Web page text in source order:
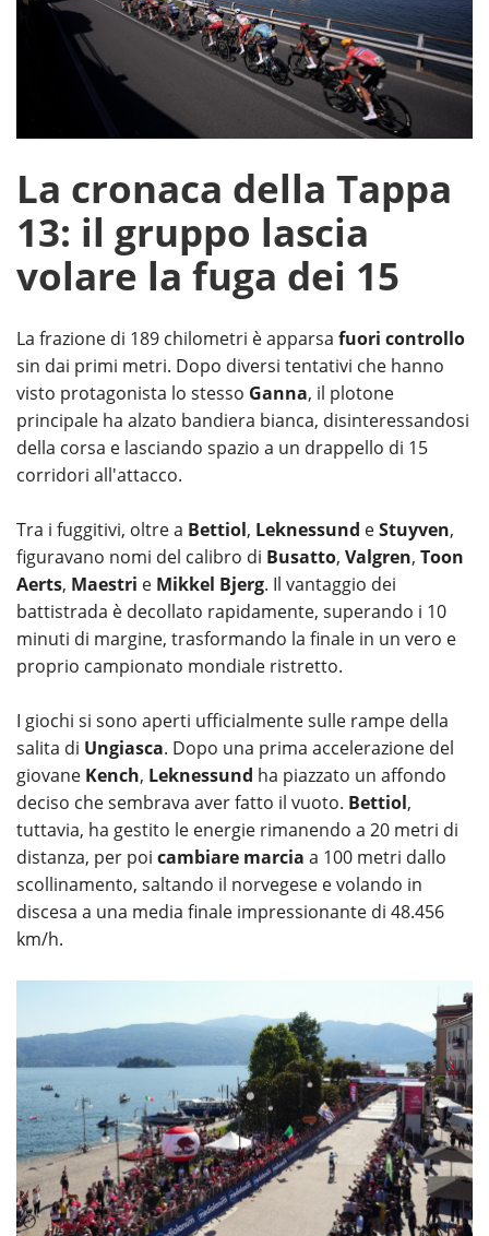
La cronaca della Tappa
13: il gruppo lascia
volare la fuga dei 15
La frazione di 189 chilometri è apparsa fuori controllo
sin dai primi metri. Dopo diversi tentativi che hanno
visto protagonista lo stesso Ganna, il plotone
principale ha alzato bandiera bianca, disinteressandosi
della corsa e lasciando spazio a un drappello di 15
corridori all'attacco.
Tra i fuggitivi, oltre a Bettiol, Leknessund eStuyven,
figuravano nomi del calibro di Busatto, Valgren, Toon
Aerts, Maestri e Mikkel Bjerg. Il vantaggio dei
battistrada è decollato rapidamente, superando i 10
minuti di margine, trasformando la finale in un vero e
proprio campionato mondiale ristretto.
I giochi si sono aperti ufficialmente sulle rampe della
salita di Ungiasca. Dopo una prima accelerazione del
giovane Kench, Leknessund ha piazzato un affondo
deciso che sembrava aver fatto il vuoto. Bettiol,
tuttavia, ha gestito le energie rimanendo a 20 metri di
distanza, per poi cambiare marcia a 100 metri dallo
scollinamento, saltando il norvegese e volando in
discesa a una media finale impressionante di 48.456
km/h.